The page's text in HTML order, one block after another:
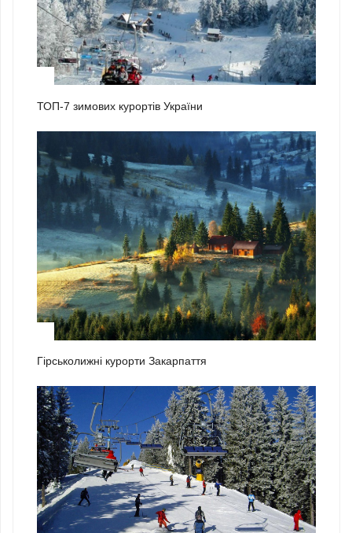
ТОП-7 зимових курортів України
Гірськолижні курорти Закарпаття